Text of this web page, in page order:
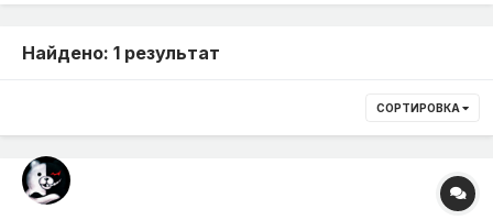
Найдено: 1 результат
СОРТИРОВКА